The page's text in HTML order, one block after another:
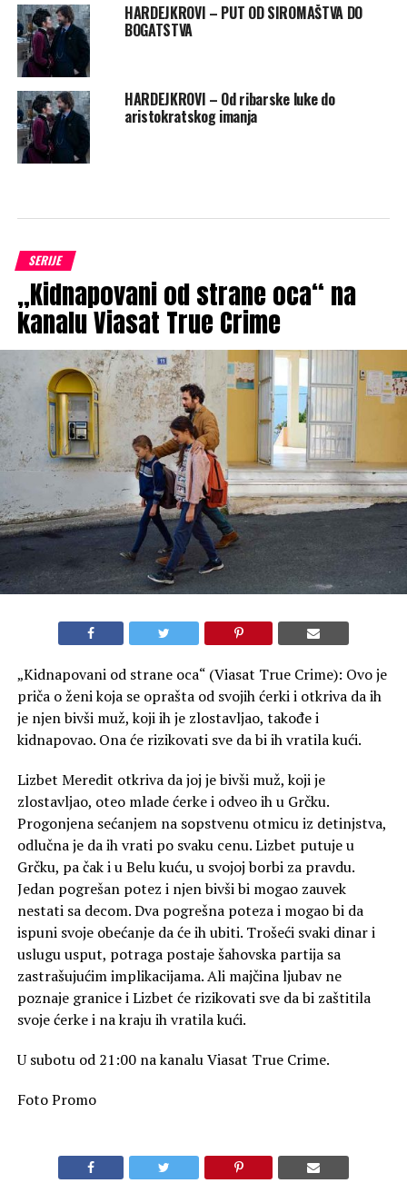
HARDEJKROVI – PUT OD SIROMAŠTVA DO
BOGATSTVA
HARDEJKROVI – Od ribarske luke do
aristokratskog imanja
SERIJE
„Kidnapovani od strane oca“ na
kanalu Viasat True Crime
„Kidnapovani od strane oca“ (Viasat True Crime): Ovo je
priča o ženi koja se oprašta od svojih ćerki i otkriva da ih
je njen bivši muž, koji ih je zlostavljao, takođe i
kidnapovao. Ona će rizikovati sve da bi ih vratila kući.
Lizbet Meredit otkriva da joj je bivši muž, koji je
zlostavljao, oteo mlade ćerke i odveo ih u Grčku.
Progonjena sećanjem na sopstvenu otmicu iz detinjstva,
odlučna je da ih vrati po svaku cenu. Lizbet putuje u
Grčku, pa čak i u Belu kuću, u svojoj borbi za pravdu.
Jedan pogrešan potez i njen bivši bi mogao zauvek
nestati sa decom. Dva pogrešna poteza i mogao bi da
ispuni svoje obećanje da će ih ubiti. Trošeći svaki dinar i
uslugu usput, potraga postaje šahovska partija sa
zastrašujućim implikacijama. Ali majčina ljubav ne
poznaje granice i Lizbet će rizikovati sve da bi zaštitila
svoje ćerke i na kraju ih vratila kući.
U subotu od 21:00 na kanalu Viasat True Crime.
Foto Promo